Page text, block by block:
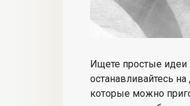
Ищете простые идеи
останавливайтесь
которые можно